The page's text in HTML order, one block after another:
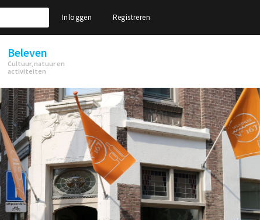
Inloggen Registreren
Beleven
Cultuur, natuur en
activiteiten